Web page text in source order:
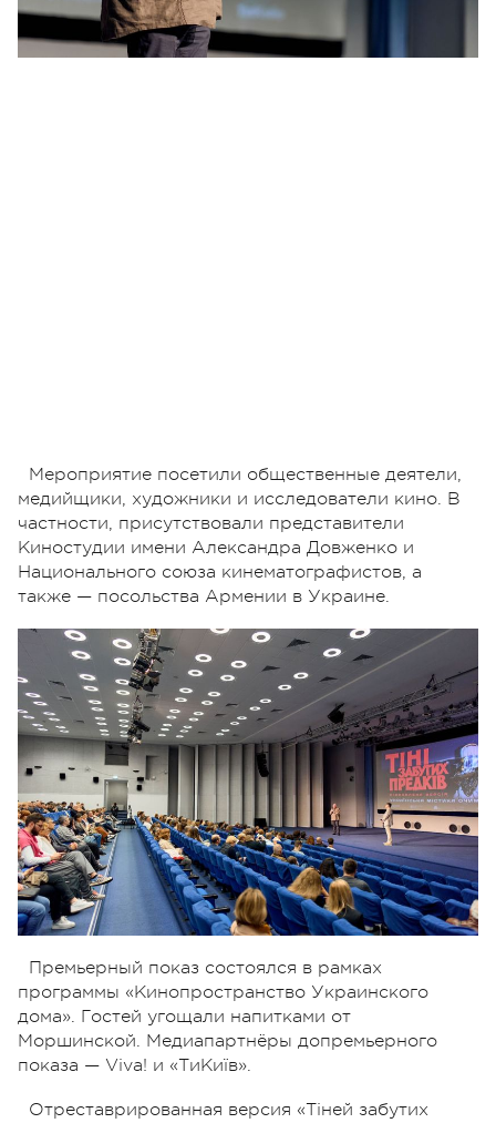
Мероприятие посетили общественные деятели,
медийщики, художники и исследователи кино. В
частности, присутствовали представители
Киностудии имени Александра Довженко и
Национального союза кинематографистов, а
также — посольства Армении в Украине.
Премьерный показ состоялся в рамках
программы «Кинопространство Украинского
дома». Гостей угощали напитками от
Моршинской. Медиапартнёры допремьерного
показа — Viva! и «ТиКиїв».
Отреставрированная версия «Тіней забутих